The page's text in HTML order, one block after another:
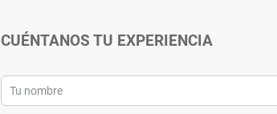
CUÉNTANOS TU EXPERIENCIA